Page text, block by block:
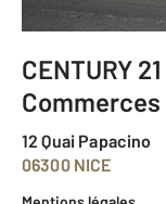
CENTURY 21 Lafage - Horeca
Commerces
12 Quai Papacino
06300 NICE